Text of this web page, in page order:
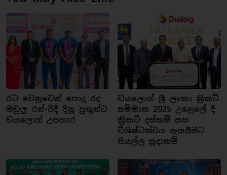
රට වෙනුවෙන් පොදු රද
මඩුලු රන්-රිදී දිනූ පුතුන්ට
ඩයලොග් උපහාර
ඩයලොග් ශ්‍රී ලංකා ක්‍රිකට්
සම්මාන 2025 උළෙලේ දී
ක්‍රිකට් දස්කම් සහ
විශිෂ්ටත්වය ඇගයීමට
සියල්ල සූදානම්